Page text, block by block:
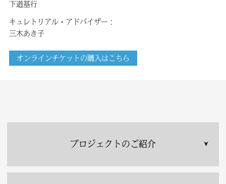
下道基行
キュレトリアル・アドバイザー：
三木あき子
オンラインチケットの購入はこちら
プロジェクトのご紹介